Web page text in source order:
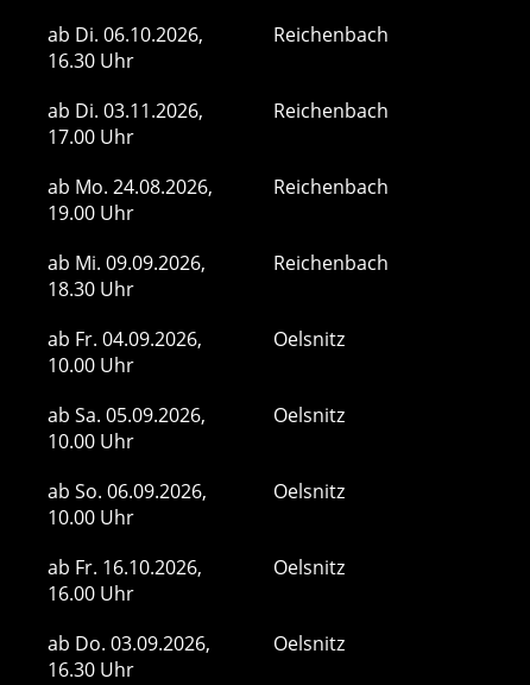
ab Di. 06.10.2026,
16.30 Uhr
Reichenbach
ab Di. 03.11.2026,
17.00 Uhr
Reichenbach
ab Mo. 24.08.2026,
19.00 Uhr
Reichenbach
ab Mi. 09.09.2026,
18.30 Uhr
Reichenbach
ab Fr. 04.09.2026,
10.00 Uhr
Oelsnitz
ab Sa. 05.09.2026,
10.00 Uhr
Oelsnitz
ab So. 06.09.2026,
10.00 Uhr
Oelsnitz
ab Fr. 16.10.2026,
16.00 Uhr
Oelsnitz
ab Do. 03.09.2026,
16.30 Uhr
Oelsnitz